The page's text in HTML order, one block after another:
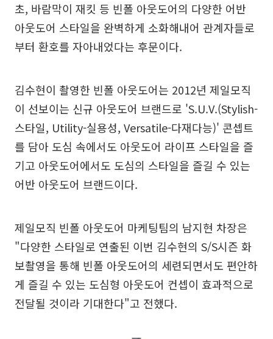
초, 바람막이 재킷 등 빈폴 아웃도어의 다양한 어반
아웃도어 스타일을 완벽하게 소화해내어 관계자들로
부터 환호를 자아내었다는 후문이다.
김수현이 촬영한 빈폴 아웃도어는 2012년 제일모직
이 선보이는 신규 아웃도어 브랜드로 'S.U.V.(Stylish-
스타일, Utility-실용성, Versatile-다재다능)' 콘셉트
를 담아 도심 속에서도 아웃도어 라이프 스타일을 즐
기고 아웃도어에서도 도심의 스타일을 즐길 수 있는
어반 아웃도어 브랜드이다.
제일모직 빈폴 아웃도어 마케팅팀의 남지현 차장은
"다양한 스타일로 연출된 이번 김수현의 S/S시즌 화
보촬영을 통해 빈폴 아웃도어의 세련되면서도 편안하
게 즐길 수 있는 도심형 아웃도어 컨셉이 효과적으로
전달될 것이라 기대한다"고 전했다.